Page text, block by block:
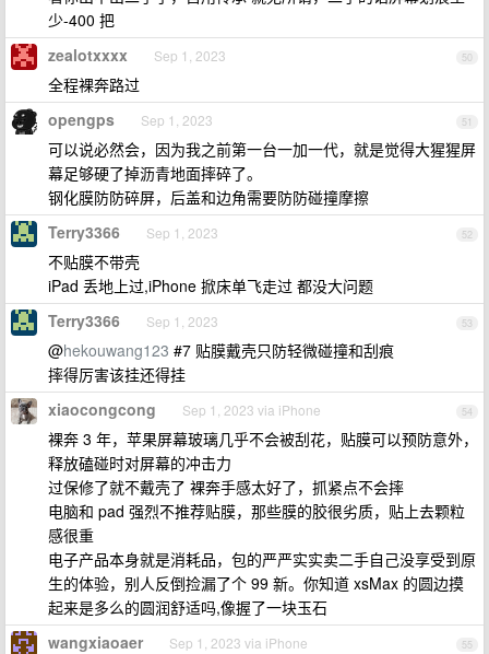
少-400 把
50
zealotxxxx Sep 1, 2023
全程裸奔路过
51
opengps Sep 1, 2023
可以说必然会，因为我之前第一台一加一代，就是觉得大猩猩屏
幕足够硬了掉沥青地面摔碎了。
钢化膜防防碎屏，后盖和边角需要防防碰撞摩擦
52
Terry3366 Sep 1, 2023
不贴膜不带壳
iPad 丢地上过,iPhone 掀床单飞走过 都没大问题
53
Terry3366 Sep 1, 2023
@hekouwang123 #7 贴膜戴壳只防轻微碰撞和刮痕
摔得厉害该挂还得挂
54
xiaocongcong Sep 1, 2023 via iPhone
裸奔 3 年，苹果屏幕玻璃几乎不会被刮花，贴膜可以预防意外，
释放磕碰时对屏幕的冲击力
过保修了就不戴壳了 裸奔手感太好了，抓紧点不会摔
电脑和 pad 强烈不推荐贴膜，那些膜的胶很劣质，贴上去颗粒
感很重
电子产品本身就是消耗品，包的严严实实卖二手自己没享受到原
生的体验，别人反倒捡漏了个 99 新。你知道 xsMax 的圆边摸
起来是多么的圆润舒适吗,像握了一块玉石
55
wangxiaoaer Sep 1, 2023 via iPhone